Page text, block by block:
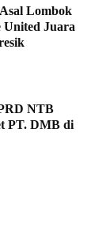
Lombok
United Juara
NTB
PT. DMB di